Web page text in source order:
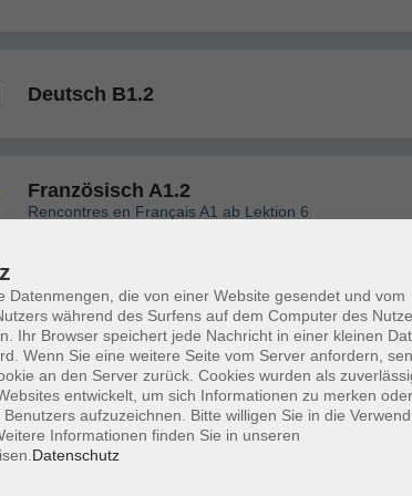
Deutsch B1.2
Französisch A1.2
Rencontres en Français A1 ab Lektion 6
Fitness für den Kopf (Termin zum
Kennenlernen)
Musikalische Früherziehung für Kinder
6 Jahren
Datenmengen, die von einer Website gesendet und vom
während des Surfens auf dem Computer des
Ihr Browser speichert jede Nachricht in einer kleinen
Wenn Sie eine weitere Seite vom Server anfordern,
an den Server zurück. Cookies wurden als
entwickelt, um sich Informationen zu merken
aufzuzeichnen. Bitte willigen Sie in die
Informationen finden Sie in unseren
Datenschutz